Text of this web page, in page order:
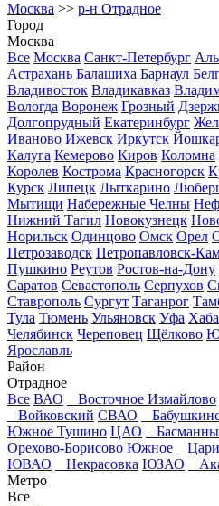
Москва >> р-н Отрадное
Город
Москва
Все Москва Санкт-Петербург
Астрахань Балашиха Барнаул
Владивосток Владикавказ
Вологда Воронеж Грозный
Долгопрудный Екатеринбург
Иваново Ижевск Иркутск
Калуга Кемерово Киров Коломна
Королев Кострома Красногорск
Курск Липецк Лыткарино
Мытищи Набережные Челны
Нижний Тагил Новокузнецк
Норильск Одинцово Омск Орел
Петрозаводск Петропавловск-
Пушкино Реутов Ростов-на-Дону
Саратов Севастополь Серпухов
Ставрополь Сургут Таганрог
Тула Тюмень Ульяновск Уфа
Челябинск Череповец Щёлково
Ярославль
Район
Отрадное
Все ВАО Восточное Измайлово
Войковский СВАО
Южное Тушино ЦАО
Орехово-Борисово Южное
ЮВАО
Некрасовка ЮЗАО
Метро
Все